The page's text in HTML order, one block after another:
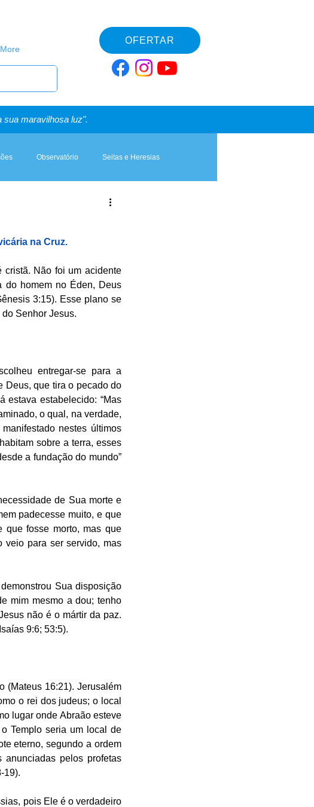
More
OFERTAR
sua maravilhosa luz".
Observatório Seitas e Heresias
na Cruz.
cristã. Não foi um acidente
do homem no Éden, Deus
3:15). Esse plano se
Senhor Jesus.
entregar-se para a
Deus, que tira o pecado do
estava estabelecido: “Mas
o qual, na verdade,
nestes últimos
sobre a terra, esses
a fundação do mundo”
de Sua morte e
padecesse muito, e que
que fosse morto, mas que
veio para ser servido, mas
Sua disposição
mim mesmo a dou; tenho
não é o mártir da paz.
9:6; 53:5).
(Mateus 16:21). Jerusalém
o rei dos judeus; o local
lugar onde Abraão esteve
Templo seria um local de
eterno, segundo a ordem
anunciadas pelos profetas
19).
pois Ele é o verdadeiro